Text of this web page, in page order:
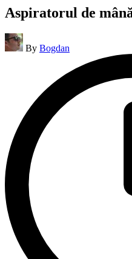
Aspiratorul de
Posted
by
By Bogdan